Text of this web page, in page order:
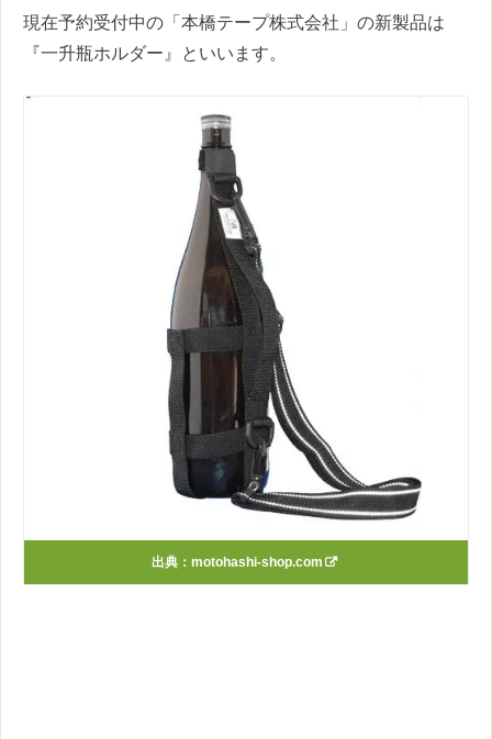
現在予約受付中の「本橋テープ株式会社」の新製品は
『一升瓶ホルダー』といいます。
出典： motohashi-shop.com